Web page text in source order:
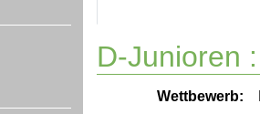
D-Junioren :
Wettbewerb: